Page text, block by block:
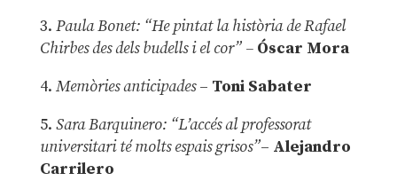
3. Paula Bonet: “He pintat la història de Rafael
Chirbes des dels budells i el cor” –Óscar Mora
4. Memòries anticipades– Toni Sabater
5. Sara Barquinero: “L’accés al professorat
universitari té molts espais grisos”– Alejandro
Carrilero